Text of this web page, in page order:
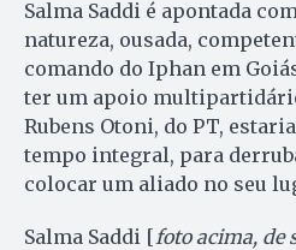
Salma Saddi é apontada
natureza, ousada,
comando do Iphan em
ter um apoio
Rubens Otoni, do PT,
tempo integral, para
colocar um aliado no seu
Salma Saddi [ foto acima, de